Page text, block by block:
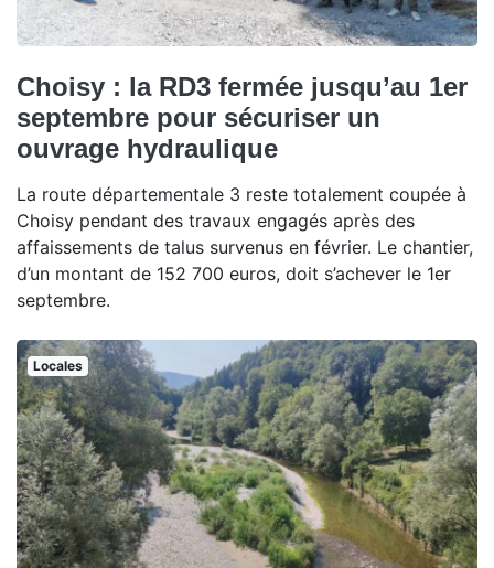
Choisy : la RD3 fermée jusqu’au 1er
septembre pour sécuriser un
ouvrage hydraulique
La route départementale 3 reste totalement coupée à
Choisy pendant des travaux engagés après des
affaissements de talus survenus en février. Le chantier,
d’un montant de 152 700 euros, doit s’achever le 1er
septembre.
Locales